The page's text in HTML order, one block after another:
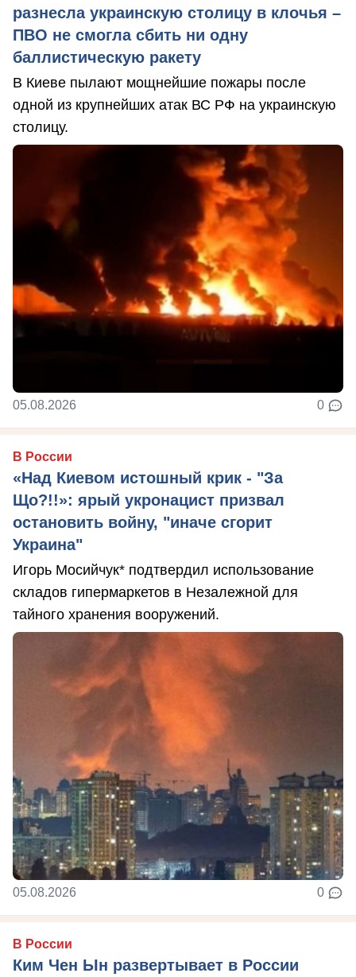
разнесла украинскую столицу в клочья –
ПВО не смогла сбить ни одну
баллистическую ракету
В Киеве пылают мощнейшие пожары после
одной из крупнейших атак ВС РФ на украинскую
столицу.
05.08.2026 0
В России
«Над Киевом истошный крик - "За
Що?!!»: ярый укронацист призвал
остановить войну, "иначе сгорит
Украина"
Игорь Мосийчук* подтвердил использование
складов гипермаркетов в Незалежной для
тайного хранения вооружений.
05.08.2026 0
В России
Ким Чен Ын развертывает в России